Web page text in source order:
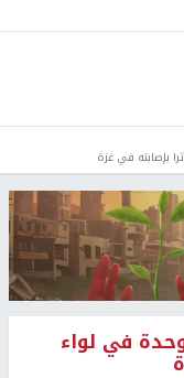
بإصابته في غزة
في لواء